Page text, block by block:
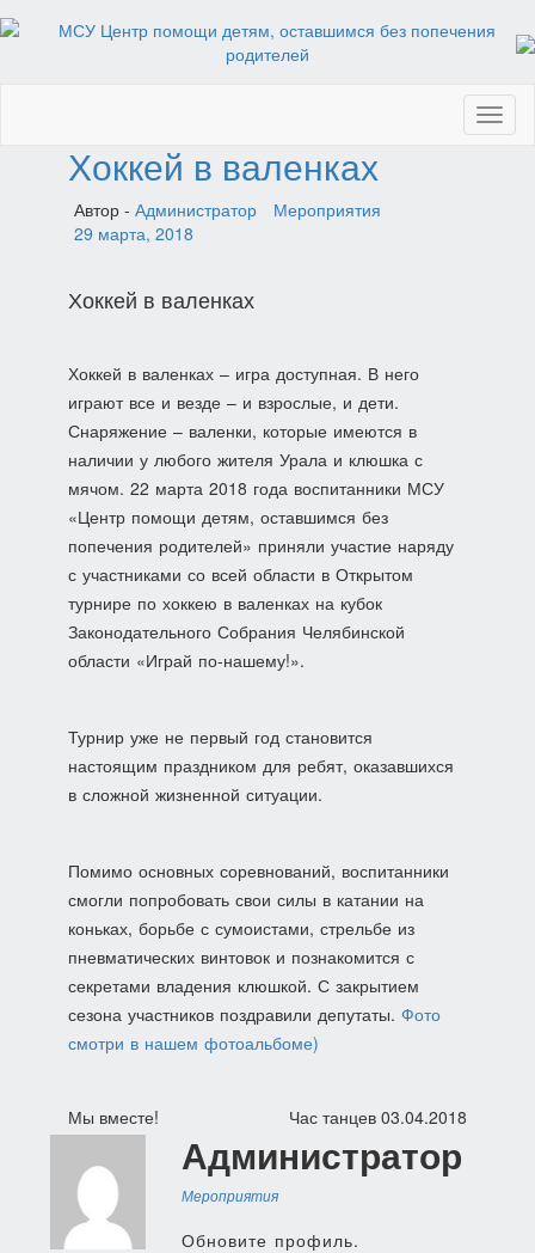
Хоккей в валенках
Автор - Администратор
Мероприятия
29 марта, 2018
Хоккей в валенках
Хоккей в валенках – игра доступная. В него
играют все и везде – и взрослые, и дети.
Снаряжение – валенки, которые имеются в
наличии у любого жителя Урала и клюшка с
мячом. 22 марта 2018 года воспитанники МСУ
«Центр помощи детям, оставшимся без
попечения родителей» приняли участие наряду
с участниками со всей области в Открытом
турнире по хоккею в валенках на кубок
Законодательного Собрания Челябинской
области «Играй по-нашему!».
Турнир уже не первый год становится
настоящим праздником для ребят, оказавшихся
в сложной жизненной ситуации.
Помимо основных соревнований, воспитанники
смогли попробовать свои силы в катании на
коньках, борьбе с сумоистами, стрельбе из
пневматических винтовок и познакомится с
секретами владения клюшкой. С закрытием
сезона участников поздравили депутаты. Фото
смотри в нашем фотоальбоме)
Навигация
по
записям
Мы вместе! Час танцев 03.04.2018
Администратор
Мероприятия
Обновите профиль.